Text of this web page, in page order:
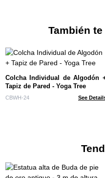
También
Colcha Individual de Algodón
Tapiz de Pared - Yoga Tree
CBWH-24 See